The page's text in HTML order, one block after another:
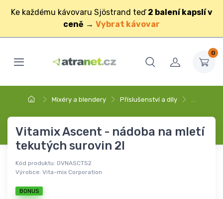
Ke každému kávovaru Sjöstrand teď 2 balení kapslí v
ceně → Vybrat kávovar
0
Mixéry a blendery Příslušenství a díly
Vitamix Ascent - nádoba na mletí
tekutých surovin 2l
Kód produktu: OVNASCTS2
Výrobce: Vita-mix Corporation
BONUS